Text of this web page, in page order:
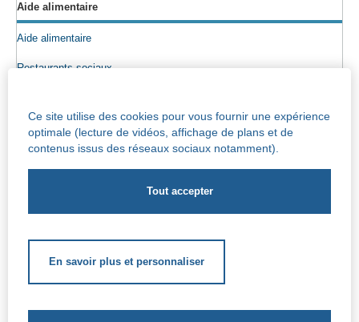
Ce site utilise des cookies pour vous fournir une expérience
optimale (lecture de vidéos, affichage de plans et de
contenus issus des réseaux sociaux notamment).
En savoir plus et personnaliser
Aide alimentaire
Aide alimentaire
Restaurants sociaux
Epicerie sociale
Socio-culturel
Soutien scolaire